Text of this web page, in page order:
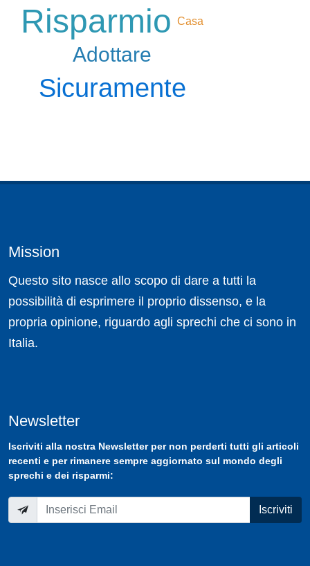
Risparmio Casa
Adottare
Sicuramente
Mission
Questo sito nasce allo scopo di dare a tutti la
possibilità di esprimere il proprio dissenso, e la
propria opinione, riguardo agli sprechi che ci sono in
Italia.
Newsletter
Iscriviti alla nostra Newsletterper non perderti tutti gli articoli
recenti e per rimanere sempre aggiornato sul mondo degli
sprechi e dei risparmi:
Iscriviti